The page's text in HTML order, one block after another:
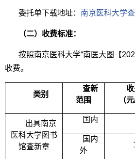
委托单下载地址： 南京医科大学
（二）收费标准：
按照南京医科大学“南医大图【
收费。
类别
查新
范围
（
出具南京
医科大学图书
馆查新章
国内
国内
外